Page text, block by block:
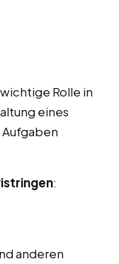
Rolle in
eines
:
anderen